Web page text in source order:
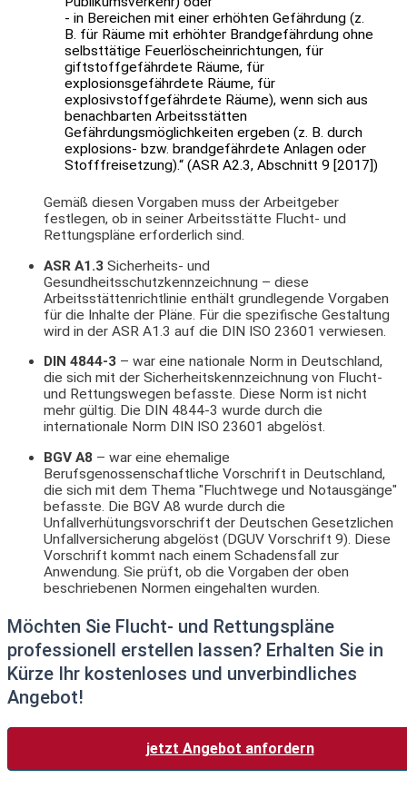
- in Bereichen mit einer erhöhten Gefährdung (z.
B. für Räume mit erhöhter Brandgefährdung ohne
selbsttätige Feuerlöscheinrichtungen, für
giftstoffgefährdete Räume, für
explosionsgefährdete Räume, für
explosivstoffgefährdete Räume), wenn sich aus
benachbarten Arbeitsstätten
Gefährdungsmöglichkeiten ergeben (z. B. durch
explosions- bzw. brandgefährdete Anlagen oder
Stofffreisetzung).“ (ASR A2.3, Abschnitt 9 [2017])
Gemäß diesen Vorgaben muss der Arbeitgeber
festlegen, ob in seiner Arbeitsstätte Flucht- und
Rettungspläne erforderlich sind.
ASR A1.3 Sicherheits- und
Gesundheitsschutzkennzeichnung – diese
Arbeitsstättenrichtlinie enthält grundlegende Vorgaben
für die Inhalte der Pläne. Für die spezifische Gestaltung
wird in der ASR A1.3 auf die DIN ISO 23601 verwiesen.
DIN 4844-3 – war eine nationale Norm in Deutschland,
die sich mit der Sicherheitskennzeichnung von Flucht-
und Rettungswegen befasste. Diese Norm ist nicht
mehr gültig. Die DIN 4844-3 wurde durch die
internationale Norm DIN ISO 23601 abgelöst.
BGV A8 – war eine ehemalige
Berufsgenossenschaftliche Vorschrift in Deutschland,
die sich mit dem Thema "Fluchtwege und Notausgänge"
befasste. Die BGV A8 wurde durch die
Unfallverhütungsvorschrift der Deutschen Gesetzlichen
Unfallversicherung abgelöst (DGUV Vorschrift 9). Diese
Vorschrift kommt nach einem Schadensfall zur
Anwendung. Sie prüft, ob die Vorgaben der oben
beschriebenen Normen eingehalten wurden.
Möchten Sie Flucht- und Rettungspläne
professionell erstellen lassen? Erhalten Sie in
Kürze Ihr kostenloses und unverbindliches
Angebot!
jetzt Angebot anfordern